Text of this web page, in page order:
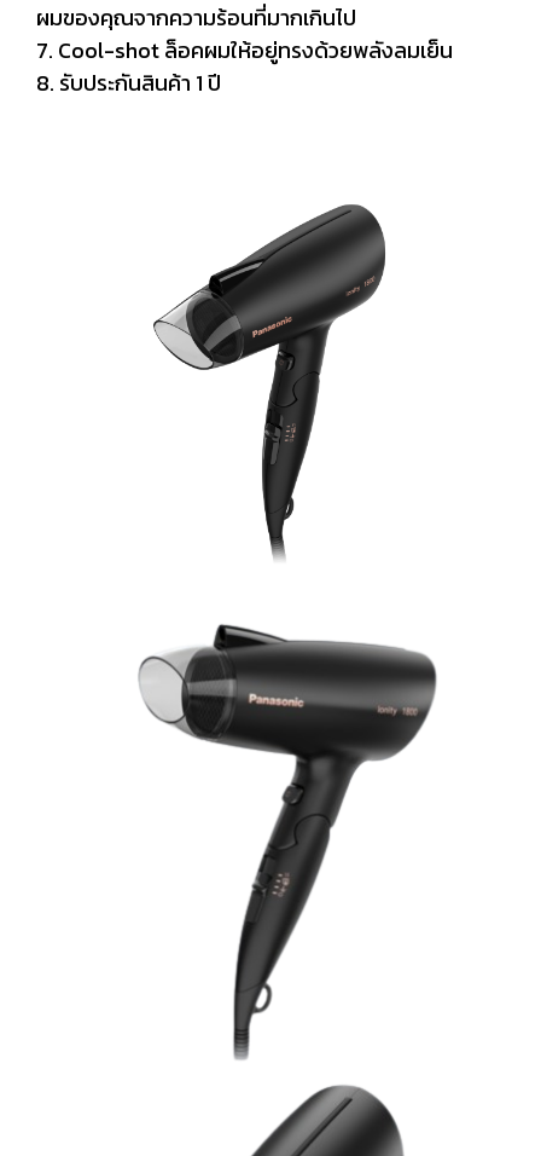
ผมของคุณจากความร้อนที่มากเกินไป
7. Cool-shot ล็อคผมให้อยู่ทรงด้วยพลังลมเย็น
8. รับประกันสินค้า 1 ปี